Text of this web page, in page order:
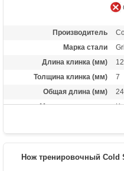
Производитель
Марка стали
Длина клинка (мм)
Толщина клинка (мм)
7
Общая длина (мм)
Материал рукоятки
Нож тренировочный Cold